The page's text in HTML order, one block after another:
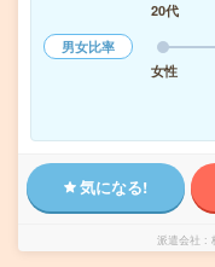
20代
男女比率
女性
気になる!
派遣会社